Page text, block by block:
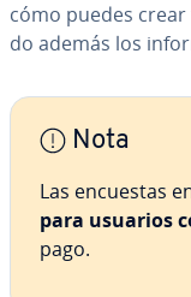
cómo puedes
do además los
Nota
Las encuestas
para usuarios
pago.